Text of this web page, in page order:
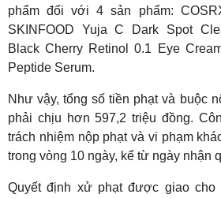
phẩm đối với 4 sản phẩm:
SKINFOOD Yuja C Dark Spot
Black Cherry Retinol 0.1 Eye
Peptide Serum.
Như vậy, tổng số tiền phạt và buộc
phải chịu hơn 597,2 triệu đồng.
trách nhiệm nộp phạt và vi phạm
trong vòng 10 ngày, kể từ ngày nhận
Quyết định xử phạt được giao cho